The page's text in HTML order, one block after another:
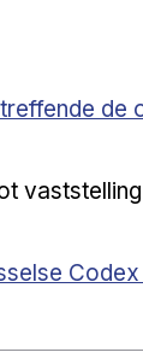
de
a new